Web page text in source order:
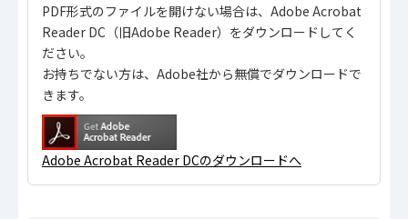
PDF形式のファイルを開けない場合は、Adobe Acrobat
Reader DC（旧Adobe Reader）をダウンロードしてく
ださい。
お持ちでない方は、Adobe社から無償でダウンロードで
きます。
Adobe Acrobat Reader DCのダウンロードへ